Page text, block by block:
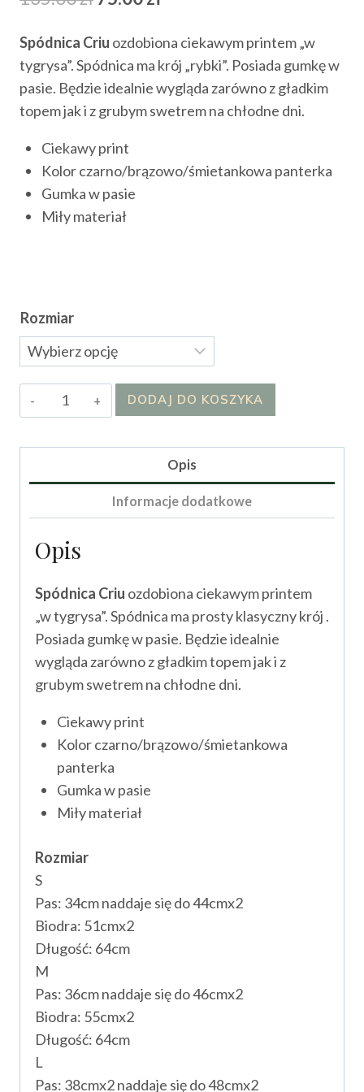
wynosiła:
135.00 zł.
wynosi:
75.00 zł.
Spódnica Criu ozdobiona ciekawym printem „w
tygrysa”. Spódnica ma krój „rybki”. Posiada gumkę w
pasie. Będzie idealnie wygląda zarówno z gładkim
topem jak i z grubym swetrem na chłodne dni.
Ciekawy print
Kolor czarno/brązowo/śmietankowa panterka
Gumka w pasie
Miły materiał
Rozmiar
ilość
Spódnica
DODAJ DO KOSZYKA
Opis
Informacje dodatkowe
Opis
Spódnica Criu ozdobiona ciekawym printem
„w tygrysa”. Spódnica ma prosty klasyczny krój .
Posiada gumkę w pasie. Będzie idealnie
wygląda zarówno z gładkim topem jak i z
grubym swetrem na chłodne dni.
Ciekawy print
Kolor czarno/brązowo/śmietankowa
panterka
Gumka w pasie
Miły materiał
Rozmiar
S
Pas: 34cm naddaje się do 44cmx2
Biodra: 51cmx2
Długość: 64cm
M
Pas: 36cm naddaje się do 46cmx2
Biodra: 55cmx2
Długość: 64cm
L
Pas: 38cmx2 naddaje się do 48cmx2